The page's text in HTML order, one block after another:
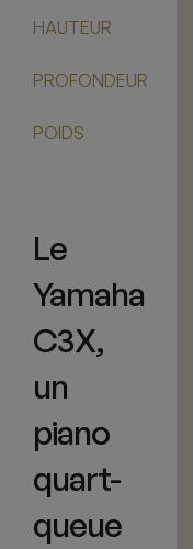
HAUTEUR
PROFONDEUR
POIDS
Le
Yamaha
C3X,
un
piano
quart-
queue